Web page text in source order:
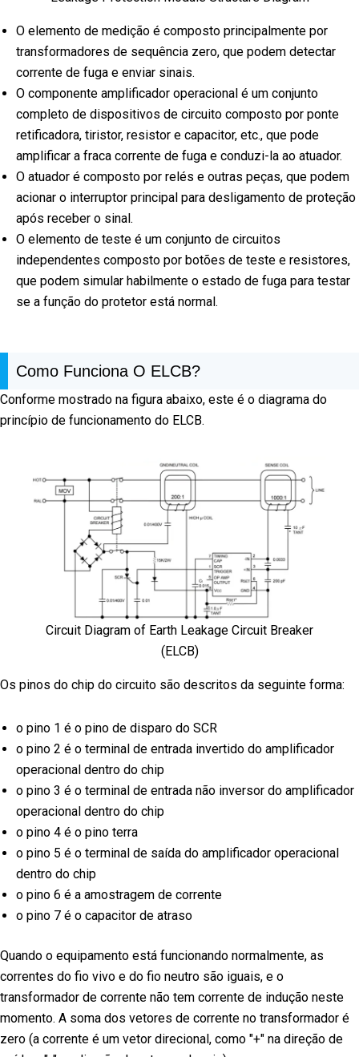
O elemento de medição é composto principalmente por
transformadores de sequência zero, que podem detectar
corrente de fuga e enviar sinais.
O componente amplificador operacional é um conjunto
completo de dispositivos de circuito composto por ponte
retificadora, tiristor, resistor e capacitor, etc., que pode
amplificar a fraca corrente de fuga e conduzi-la ao atuador.
O atuador é composto por relés e outras peças, que podem
acionar o interruptor principal para desligamento de proteção
após receber o sinal.
O elemento de teste é um conjunto de circuitos
independentes composto por botões de teste e resistores,
que podem simular habilmente o estado de fuga para testar
se a função do protetor está normal.
Como Funciona O ELCB?
Conforme mostrado na figura abaixo, este é o diagrama do
princípio de funcionamento do ELCB.
Circuit Diagram of Earth Leakage Circuit Breaker
(ELCB)
Os pinos do chip do circuito são descritos da seguinte forma:
o pino 1 é o pino de disparo do SCR
o pino 2 é o terminal de entrada invertido do amplificador
operacional dentro do chip
o pino 3 é o terminal de entrada não inversor do amplificador
operacional dentro do chip
o pino 4 é o pino terra
o pino 5 é o terminal de saída do amplificador operacional
dentro do chip
o pino 6 é a amostragem de corrente
o pino 7 é o capacitor de atraso
Quando o equipamento está funcionando normalmente, as
correntes do fio vivo e do fio neutro são iguais, e o
transformador de corrente não tem corrente de indução neste
momento. A soma dos vetores de corrente no transformador é
zero (a corrente é um vetor direcional, como "+" na direção de